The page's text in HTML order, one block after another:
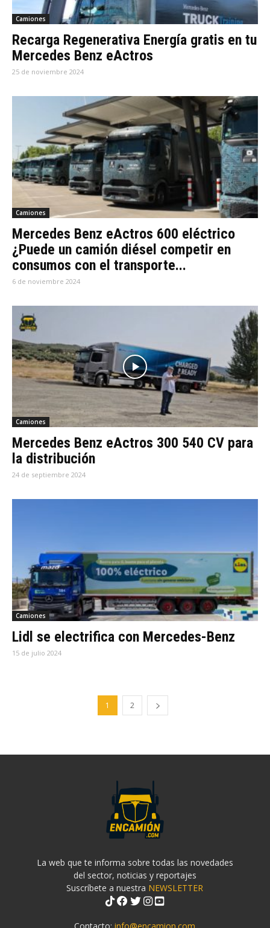
Camiones
Recarga Regenerativa Energía gratis en tu
Mercedes Benz eActros
25 de noviembre 2024
Camiones
Mercedes Benz eActros 600 eléctrico
¿Puede un camión diésel competir en
consumos con el transporte...
6 de noviembre 2024
Camiones
Mercedes Benz eActros 300 540 CV para
la distribución
24 de septiembre 2024
Camiones
Lidl se electrifica con Mercedes-Benz
15 de julio 2024
1 2
La web que te informa sobre todas las novedades
del sector, noticias y reportajes
Suscríbete a nuestra NEWSLETTER